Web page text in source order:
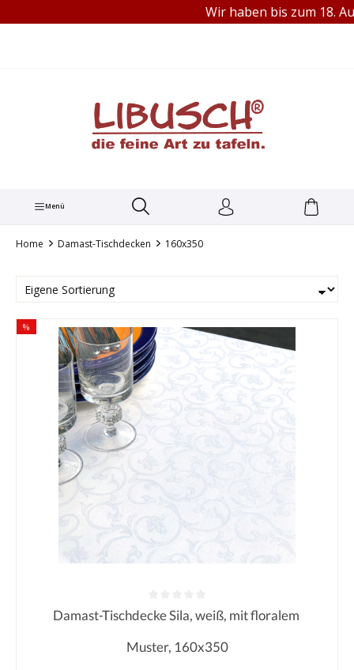
TEL.: +49 (0) 251 60656913Wir haben bis zum 18.
Menü
Home Damast-Tischdecken 160x350
%
Durchschnittliche Bewertung von 0
Damast-Tischdecke Sila, weiß, mit floralem
Muster, 160x350